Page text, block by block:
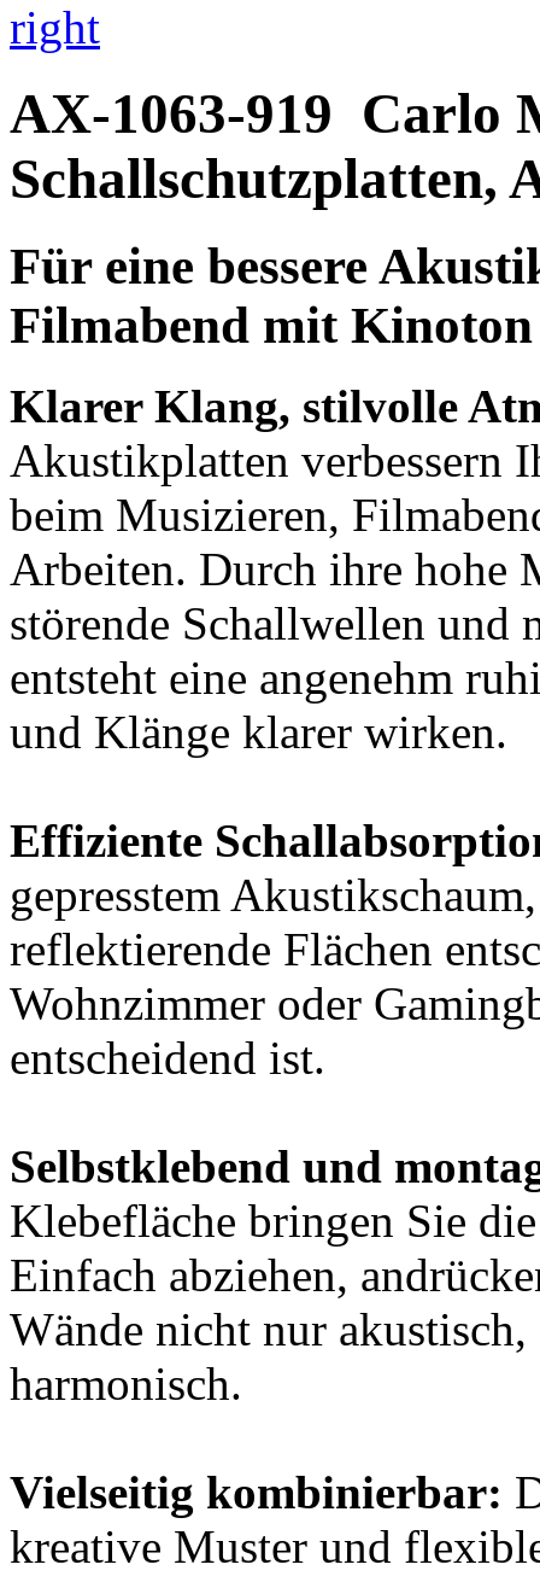
right
AX-1063-919 Carlo
Schallschutzplatten,
Für eine bessere
Filmabend mit Kinoton
Klarer Klang, stilvolle
Akustikplatten verbessern
beim Musizieren,
Arbeiten. Durch ihre hohe
störende Schallwellen und
entsteht eine angenehm
und Klänge klarer wirken.
Effiziente
gepresstem
reflektierende Flächen
Wohnzimmer oder
entscheidend ist.
Selbstklebend und
Klebefläche bringen Sie
Einfach abziehen,
Wände nicht nur
harmonisch.
Vielseitig kombinierbar:
kreative Muster und